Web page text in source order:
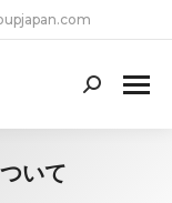
Search:
いて